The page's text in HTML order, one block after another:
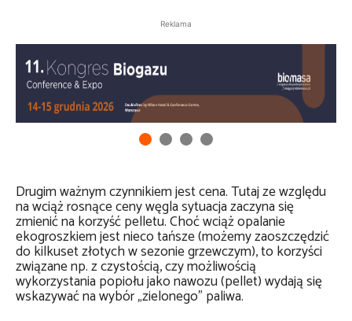
Reklama
Drugim ważnym czynnikiem jest cena. Tutaj ze względu
na wciąż rosnące ceny węgla sytuacja zaczyna się
zmienić na korzyść pelletu. Choć wciąż opalanie
ekogroszkiem jest nieco tańsze (możemy zaoszczędzić
do kilkuset złotych w sezonie grzewczym), to korzyści
związane np. z czystością, czy możliwością
wykorzystania popiołu jako nawozu (pellet) wydają się
wskazywać na wybór „zielonego” paliwa.